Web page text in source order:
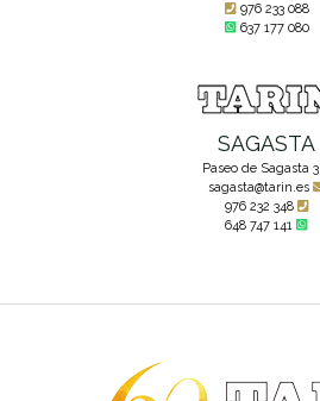
976 233 088
637 177 080
SAGASTA
Paseo de Sagasta 3
sagasta@tarin.es
976 232 348
648 747 141